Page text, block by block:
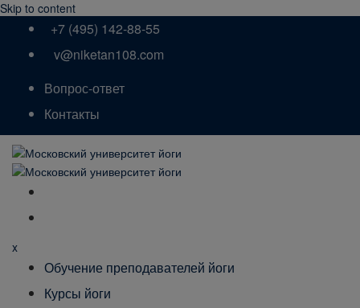
Skip to content
+7 (495) 142-88-55
v@niketan108.com
Вопрос-ответ
Контакты
x
Обучение преподавателей йоги
Курсы йоги